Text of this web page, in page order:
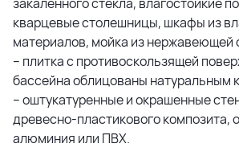
кварцевые столешницы, шкафы из
материалов, мойка из нержавеющей
– плитка с противоскользящей
бассейна облицованы натуральным
– оштукатуренные и окрашенные
древесно-пластикового композита,
алюминия или ПВХ.